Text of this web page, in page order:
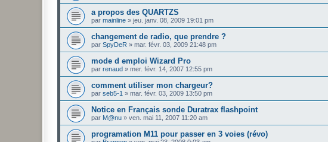
a propos des QUARTZS
par mainline » jeu. janv. 08, 2009 19:01 pm
changement de radio, que prendre ?
par SpyDeR » mar. févr. 03, 2009 21:48 pm
mode d emploi Wizard Pro
par renaud » mer. févr. 14, 2007 12:55 pm
comment utiliser mon chargeur?
par seb5-1 » mar. févr. 03, 2009 13:50 pm
Notice en Français sonde Duratrax flashpoint
par M@nu » ven. mai 11, 2007 11:20 am
programation M11 pour passer en 3 voies (révo)